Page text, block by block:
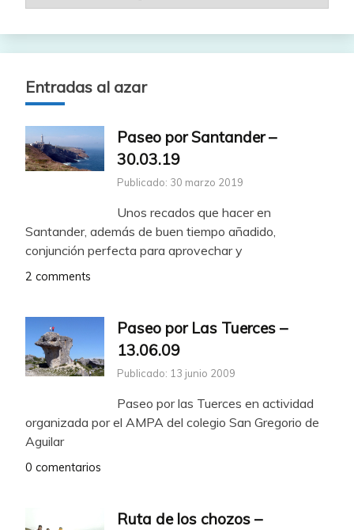
Entradas al azar
Paseo por Santander –
30.03.19
Publicado: 30 marzo 2019
Unos recados que hacer en
Santander, además de buen tiempo añadido,
conjunción perfecta para aprovechar y
2 comments
Paseo por Las Tuerces –
13.06.09
Publicado: 13 junio 2009
Paseo por las Tuerces en actividad
organizada por el AMPA del colegio San Gregorio de
Aguilar
0 comentarios
Ruta de los chozos –